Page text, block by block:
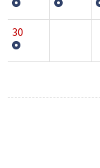
30